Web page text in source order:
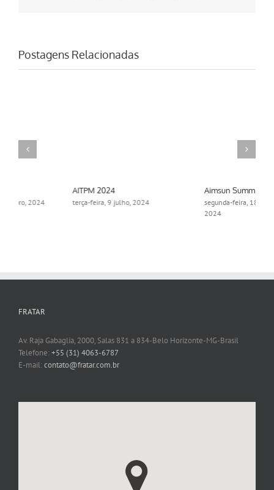
Postagens Relacionadas
Aimsun Summit 2024
segunda-feira, 18 novembro,
Protected: The Aimsun
Webinar Series
terça-feira, 15 outubro, 2024
Av. Raja Gabaglia, 2000, Salas 831 a 834-Belo Horizonte-MG-Brasil
Telefone:+55 (31) 4063-6787